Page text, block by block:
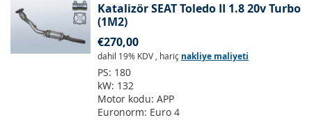
Katalizör SEAT Toledo II 1.8 20v Turbo
(1M2)
€270,00
dahil 19% KDV , hariç nakliye maliyeti
PS: 180
kW: 132
Motor kodu: APP
Euronorm: Euro 4